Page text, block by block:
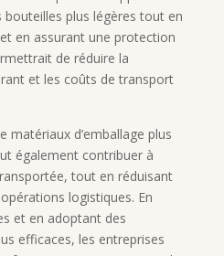
plus légères tout en
en assurant une protection
de réduire la
et les coûts de transport
matériaux d’emballage plus
également contribuer à
tout en réduisant
logistiques. En
et en adoptant des
efficaces, les entreprises